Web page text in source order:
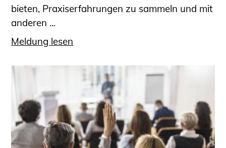
bieten, Praxiserfahrungen zu sammeln und mit
anderen ...
Meldung lesen